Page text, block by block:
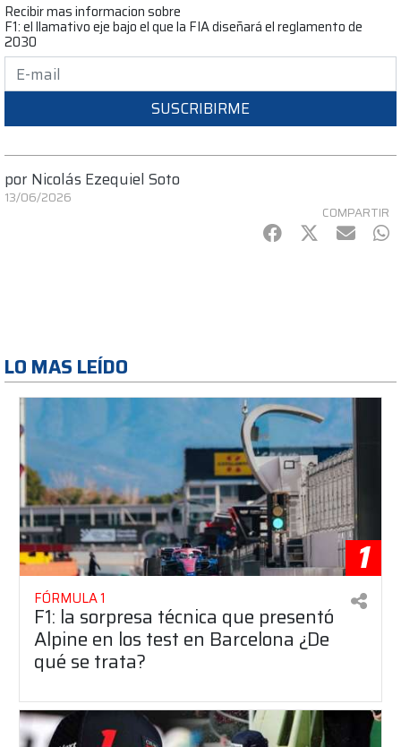
Recibir mas informacion sobre
F1: el llamativo eje bajo el que la FIA diseñará el reglamento de
2030
SUSCRIBIRME
por Nicolás Ezequiel Soto
13/06/2026
COMPARTIR
Facebook
Twitter
mail
LO MAS LEÍDO
1
FÓRMULA 1
F1: la sorpresa técnica que presentó
Alpine en los test en Barcelona ¿De
qué se trata?